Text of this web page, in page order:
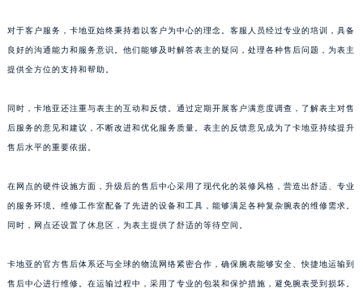
对于客户服务，卡地亚始终秉持着以客户为中心的理念。客服人员经过专业的培训，具备
良好的沟通能力和服务意识。他们能够及时解答表主的疑问，处理各种售后问题，为表主
提供全方位的支持和帮助。
同时，卡地亚还注重与表主的互动和反馈。通过定期开展客户满意度调查，了解表主对售
后服务的意见和建议，不断改进和优化服务质量。表主的反馈意见成为了卡地亚持续提升
售后水平的重要依据。
在网点的硬件设施方面，升级后的售后中心采用了现代化的装修风格，营造出舒适、专业
的服务环境。维修工作室配备了先进的设备和工具，能够满足各种复杂腕表的维修需求。
同时，网点还设置了休息区，为表主提供了舒适的等待空间。
卡地亚的官方售后体系还与全球的物流网络紧密合作，确保腕表能够安全、快捷地运输到
售后中心进行维修。在运输过程中，采用了专业的包装和保护措施，避免腕表受到损坏。